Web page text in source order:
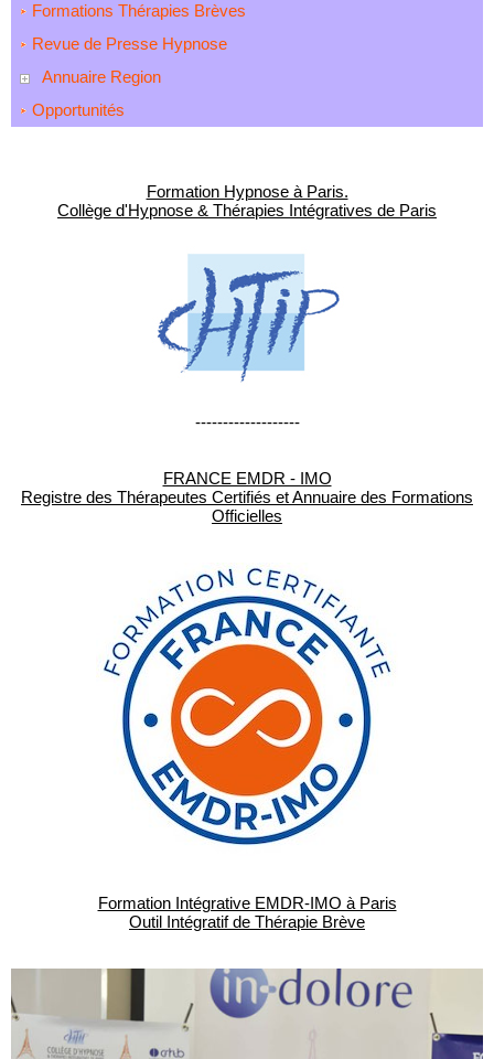
Formations Thérapies Brèves
Revue de Presse Hypnose
Annuaire Region
Opportunités
Formation Hypnose à Paris.
Collège d'Hypnose & Thérapies Intégratives de Paris
-------------------
FRANCE EMDR - IMO
Registre des Thérapeutes Certifiés et Annuaire des Formations
Officielles
Formation Intégrative EMDR-IMO à Paris
Outil Intégratif de Thérapie Brève